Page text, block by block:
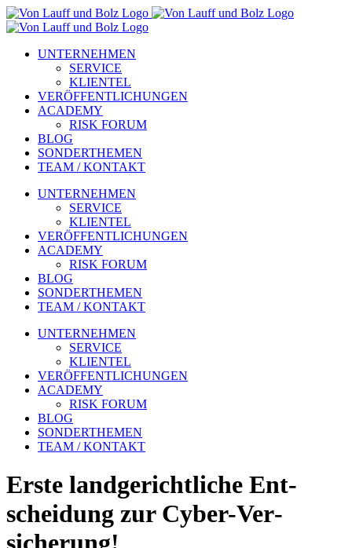
Zum
Inhalt
UNTERNEHMEN
SERVICE
KLIENTEL
VERÖFFENTLICHUNGEN
ACADEMY
RISK FORUM
BLOG
SONDERTHEMEN
TEAM / KONTAKT
UNTERNEHMEN
SERVICE
KLIENTEL
VERÖFFENTLICHUNGEN
ACADEMY
RISK FORUM
BLOG
SONDERTHEMEN
TEAM / KONTAKT
UNTERNEHMEN
SERVICE
KLIENTEL
VERÖFFENTLICHUNGEN
ACADEMY
RISK FORUM
BLOG
SONDERTHEMEN
TEAM / KONTAKT
Erste land­gericht­liche Ent­
scheid­ung zur Cyber-Ver­